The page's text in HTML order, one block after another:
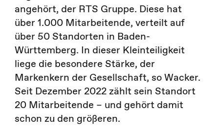
angehört, der RTS Gruppe. Diese hat
über 1.000 Mitarbeitende, verteilt auf
über 50 Standorten in Baden-
Württemberg. In dieser Kleinteiligkeit
liege die besondere Stärke, der
Markenkern der Gesellschaft, so Wacker.
Seit Dezember 2022 zählt sein Standort
20 Mitarbeitende – und gehört damit
schon zu den größeren.